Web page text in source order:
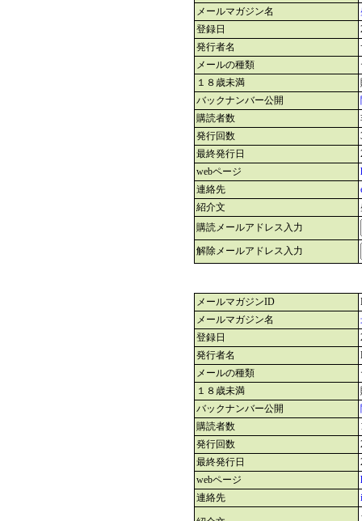
メールマガジン名
登録日
発行者名
メールの種類
１８歳未満
バックナンバー公開
購読者数
発行回数
最終発行日
webページ
連絡先
紹介文
購読メールアドレス入力
解除メールアドレス入力
メールマガジンID
メールマガジン名
登録日
発行者名
メールの種類
１８歳未満
バックナンバー公開
購読者数
発行回数
最終発行日
webページ
連絡先